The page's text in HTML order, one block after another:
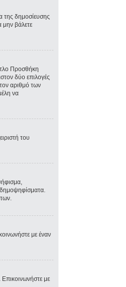
της δημοσίευσης
μην βάλετε
Προσθήκη
δύο επιλογές
αριθμό των
να
του
δημοψηφίσματα.
με έναν
με